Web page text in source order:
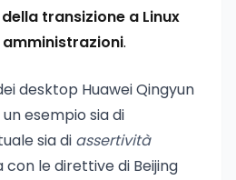
transizione a Linux
.
desktop Huawei Qingyun
esempio sia di
sia di assertività
con le direttive di Beijing